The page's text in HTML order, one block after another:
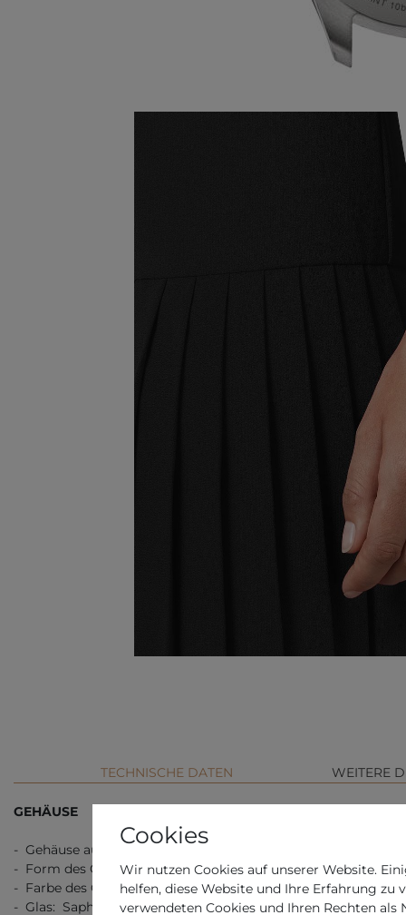
TECHNISCHE DATEN WEITERE
GEHÄUSE
- Gehäuse aus: Edelstahl
- Form des Gehäuses: Rund
- Farbe des Gehäuses: Silber
- Glas: Saphirglas
Cookies
Wir nutzen Cookies auf unserer Website.
helfen, diese Website und Ihre Erfahrung zu
verwendeten Cookies und Ihren Rechten als